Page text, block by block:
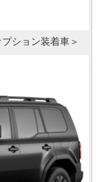
ション装着車＞